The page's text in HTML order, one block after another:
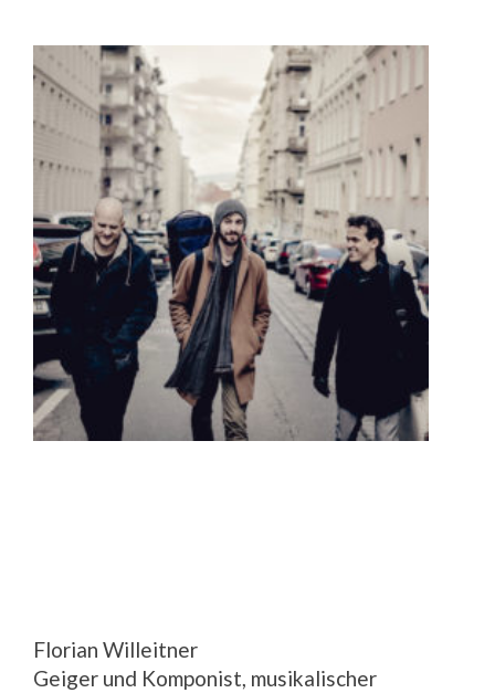
Florian Willeitner
Geiger und Komponist, musikalischer